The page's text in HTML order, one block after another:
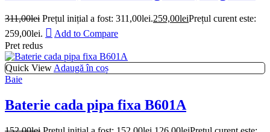
311,00lei Prețul inițial a fost: 311,00lei.259,00leiPrețul curent este:
259,00lei.
Add to Compare
Pret redus
Quick View Adaugă în coș
Baie
Baterie cada pipa fixa B601A